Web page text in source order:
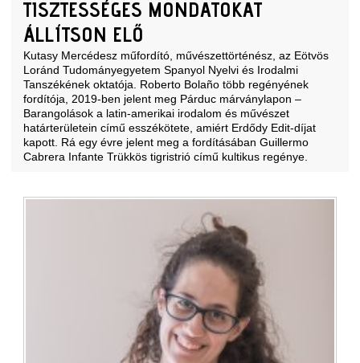
TISZTESSÉGES MONDATOKAT
ÁLLÍTSON ELŐ
Kutasy Mercédesz műfordító, művészettörténész, az Eötvös
Loránd Tudományegyetem Spanyol Nyelvi és Irodalmi
Tanszékének oktatója. Roberto Bolaño több regényének
fordítója, 2019-ben jelent meg Párduc márványlapon –
Barangolások a latin-amerikai irodalom és művészet
határterületein című esszékötete, amiért Erdődy Edit-díjat
kapott. Rá egy évre jelent meg a fordításában Guillermo
Cabrera Infante Trükkös tigristrió című kultikus regénye.